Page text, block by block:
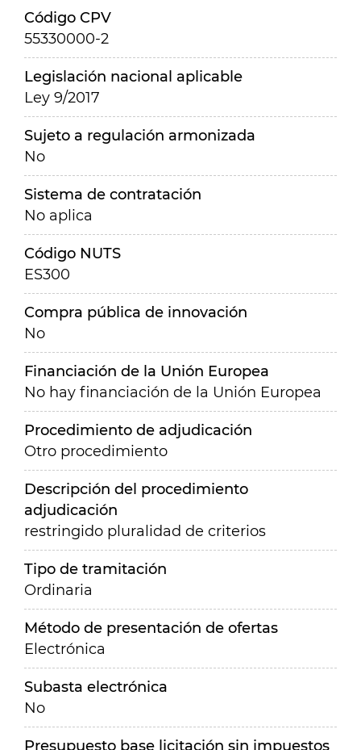
Código CPV
55330000-2
Legislación nacional aplicable
Ley 9/2017
Sujeto a regulación armonizada
No
Sistema de contratación
No aplica
Código NUTS
ES300
Compra pública de innovación
No
Financiación de la Unión Europea
No hay financiación de la Unión Europea
Procedimiento de adjudicación
Otro procedimiento
Descripción del procedimiento
adjudicación
restringido pluralidad de criterios
Tipo de tramitación
Ordinaria
Método de presentación de ofertas
Electrónica
Subasta electrónica
No
Presupuesto base licitación sin impuestos